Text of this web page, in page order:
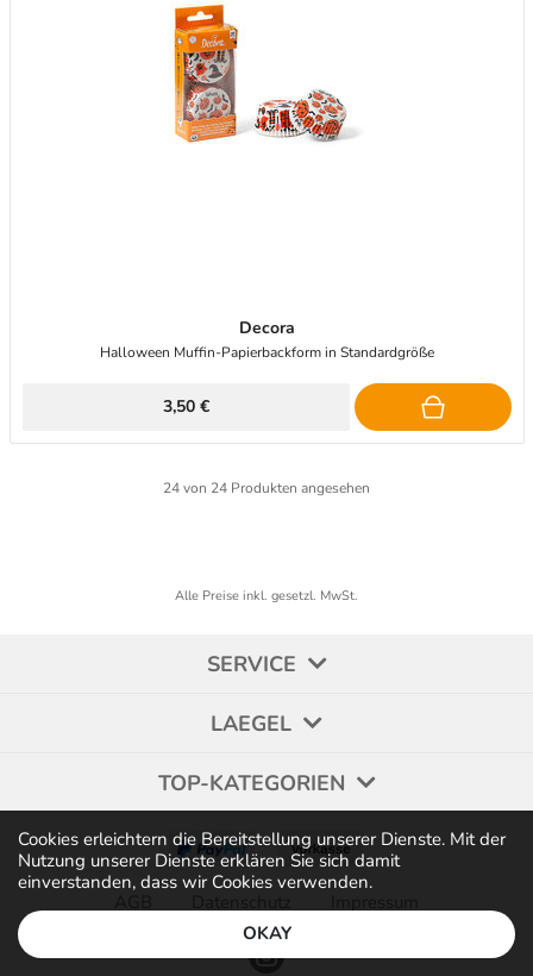
Cookies erleichtern die Bereitstellung unserer Dienste. Mit der
Nutzung unserer Dienste erklären Sie sich damit
einverstanden, dass wir Cookies verwenden.
OKAY
Decora
Halloween Muffin-Papierbackform in Standardgröße
3,50 €
24von 24 Produkten angesehen
Alle Preise inkl. gesetzl. MwSt.
SERVICE
LAEGEL
TOP-KATEGORIEN